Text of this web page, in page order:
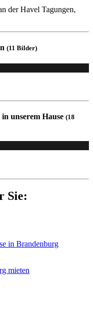
(11 Bilder)
unserem Hause (18
Sie: